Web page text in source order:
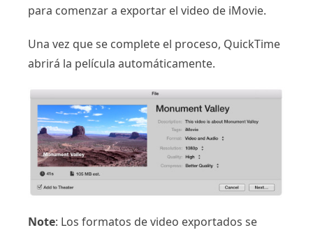
para comenzar a exportar el video de iMovie.
Una vez que se complete el proceso, QuickTime
abrirá la película automáticamente.
Note: Los formatos de video exportados se